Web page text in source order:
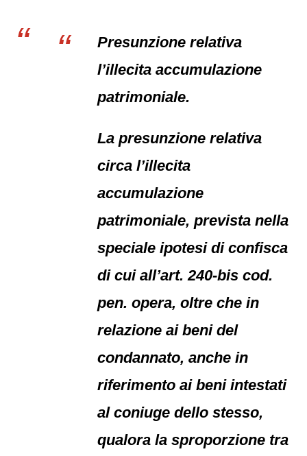
Presunzione relativa
l’illecita accumulazione
patrimoniale.
La presunzione relativa
circa l’illecita
accumulazione
patrimoniale, prevista nella
speciale ipotesi di confisca
di cui all’art. 240-bis cod.
pen. opera, oltre che in
relazione ai beni del
condannato, anche in
riferimento ai beni intestati
al coniuge dello stesso,
qualora la sproporzione tra